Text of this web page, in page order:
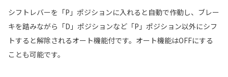
シフトレバーを「P」ポジションに入れると自動で作動し、ブレー
キを踏みながら「D」ポジションなど「P」ポジション以外にシフ
トすると解除されるオート機能付です。オート機能はOFFにする
ことも可能です。